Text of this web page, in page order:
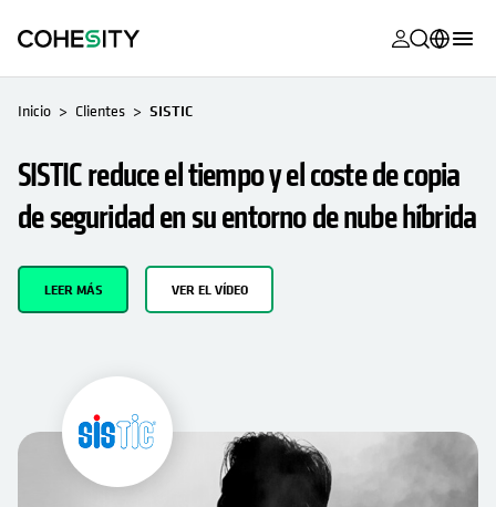
se abre en
se abre en
Alta
se abre en
Asistencia
se abre en
se abre en
se abre en
se abre en
se abre en
Deutsch (Germany)
Français (France)
Inicio Clientes SISTIC
SISTIC reduce el tiempo y el coste de copia
de seguridad en su entorno de nube híbrida
LEER MÁS VER EL VÍDEO